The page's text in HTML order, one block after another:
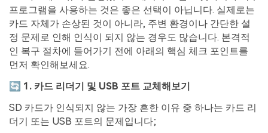
프로그램을 사용하는 것은 좋은 선택이 아닙니다. 실제로는
카드 자체가 손상된 것이 아니라, 주변 환경이나 간단한 설
정 문제로 인해 인식이 되지 않는 경우도 많습니다. 본격적
인 복구 절차에 들어가기 전에 아래의 핵심 체크 포인트를
먼저 확인해보세요.
🔄 1. 카드 리더기 및 USB 포트 교체해보기
SD 카드가 인식되지 않는 가장 흔한 이유 중 하나는 카드 리
더기 또는 USB 포트의 문제입니다;